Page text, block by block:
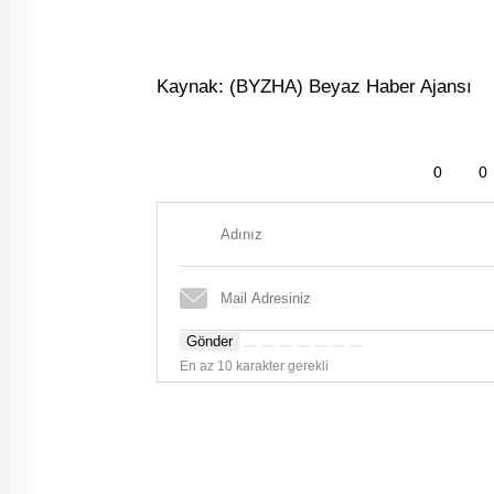
Kaynak: (BYZHA) Beyaz Haber Ajansı
0 0
Gönder
En az 10 karakter gerekli